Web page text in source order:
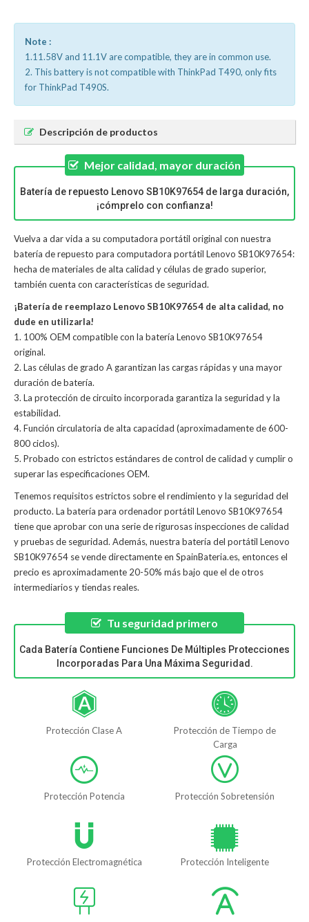
Note :
1.11.58V and 11.1V are compatible, they are in common use.
2. This battery is not compatible with ThinkPad T490, only fits
for ThinkPad T490S.
Descripción de productos
Mejor calidad, mayor duración
Batería de repuesto Lenovo SB10K97654 de larga duración,
¡cómprelo con confianza!
Vuelva a dar vida a su computadora portátil original con nuestra
batería de repuesto para computadora portátil Lenovo SB10K97654:
hecha de materiales de alta calidad y células de grado superior,
también cuenta con características de seguridad.
¡Batería de reemplazo Lenovo SB10K97654 de alta calidad, no
dude en utilizarla!
1. 100% OEM compatible con la batería Lenovo SB10K97654
original.
2. Las células de grado A garantizan las cargas rápidas y una mayor
duración de batería.
3. La protección de circuito incorporada garantiza la seguridad y la
estabilidad.
4. Función circulatoria de alta capacidad (aproximadamente de 600-
800 ciclos).
5. Probado con estrictos estándares de control de calidad y cumplir o
superar las especificaciones OEM.
Tenemos requisitos estrictos sobre el rendimiento y la seguridad del
producto. La batería para ordenador portátil Lenovo SB10K97654
tiene que aprobar con una serie de rigurosas inspecciones de calidad
y pruebas de seguridad. Además, nuestra batería del portátil Lenovo
SB10K97654 se vende directamente en SpainBateria.es, entonces el
precio es aproximadamente 20-50% más bajo que el de otros
intermediarios y tiendas reales.
Tu seguridad primero
Cada Batería Contiene Funciones De Múltiples Protecciones
Incorporadas Para Una Máxima Seguridad.
Protección Clase A
Protección de Tiempo de
Carga
Protección Potencia Protección Sobretensión
Protección Electromagnética Protección Inteligente